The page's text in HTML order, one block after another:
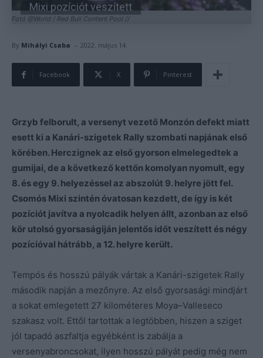
Fotó @World / Red Bull Content Pool //
Mixi pozíciót veszített
By Mihályi Csaba - 2022. május 14.
Facebook X Pinterest
Grzyb felborult, a versenyt vezető Monzón defekt miatt
esett ki a Kanári-szigetek Rally szombati napjának első
körében. Herczignek az első gyorson elmelegedtek a
gumijai, de a következő kettőn komolyan nyomult, egy
8. és egy 9. helyezéssel az abszolút 9. helyre jött fel.
Csomós Mixi szintén óvatosan kezdett, de így is két
pozíciót javítva a nyolcadik helyen állt, azonban az első
kör utolsó gyorsaságiján jelentős időt veszített és négy
pozícióval hátrább, a 12. helyre került.
Tempós és hosszú pályák vártak a Kanári-szigetek Rally
második napján a mezőnyre. Az első gyorsasági mindjárt
a sokat emlegetett 27 kilométeres Moya–Valleseco
szakasz volt. Ettől tartottak a legtöbben, hiszen a sziget
jól tapadó aszfaltja egyébként is zabálja a
versenyabroncsokat, ilyen hosszú pályát pedig még nem